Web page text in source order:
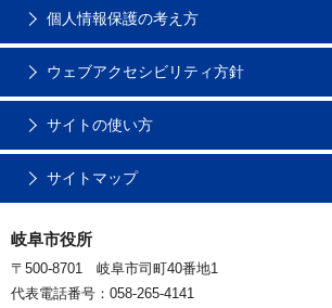
個人情報保護の考え方
ウェブアクセシビリティ方針
サイトの使い方
サイトマップ
岐阜市役所
〒500-8701 岐阜市司町40番地1
代表電話番号：058-265-4141